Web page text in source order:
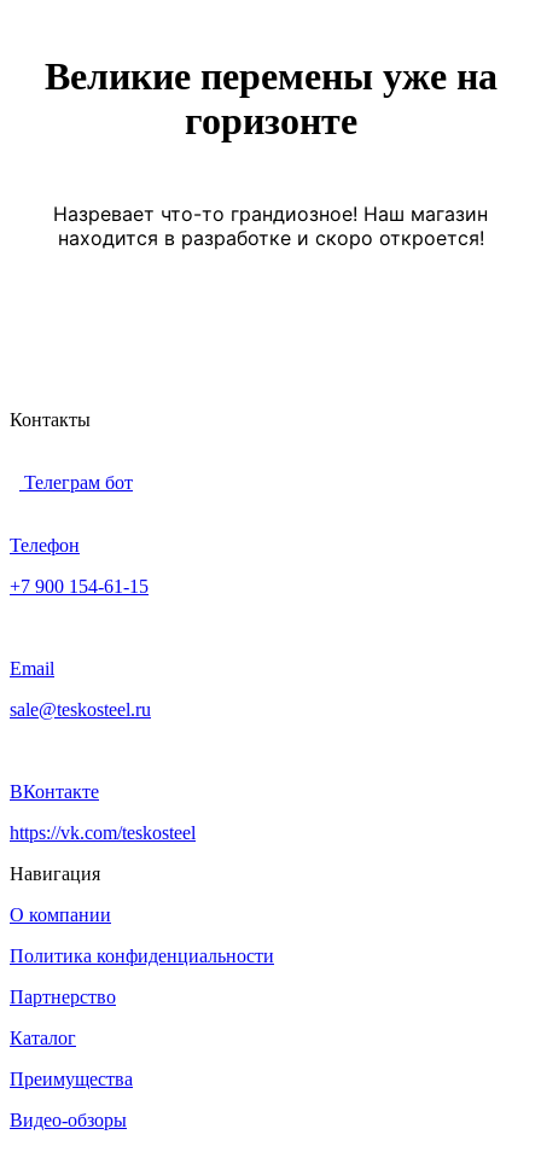
Великие перемены уже на
горизонте
Назревает что-то грандиозное! Наш магазин
находится в разработке и скоро откроется!
Контакты
Телеграм бот
Телефон
+7 900 154-61-15
Email
sale@teskosteel.ru
ВКонтакте
https://vk.com/teskosteel
Навигация
О компании
Политика конфиденциальности
Партнерство
Каталог
Преимущества
Видео-обзоры